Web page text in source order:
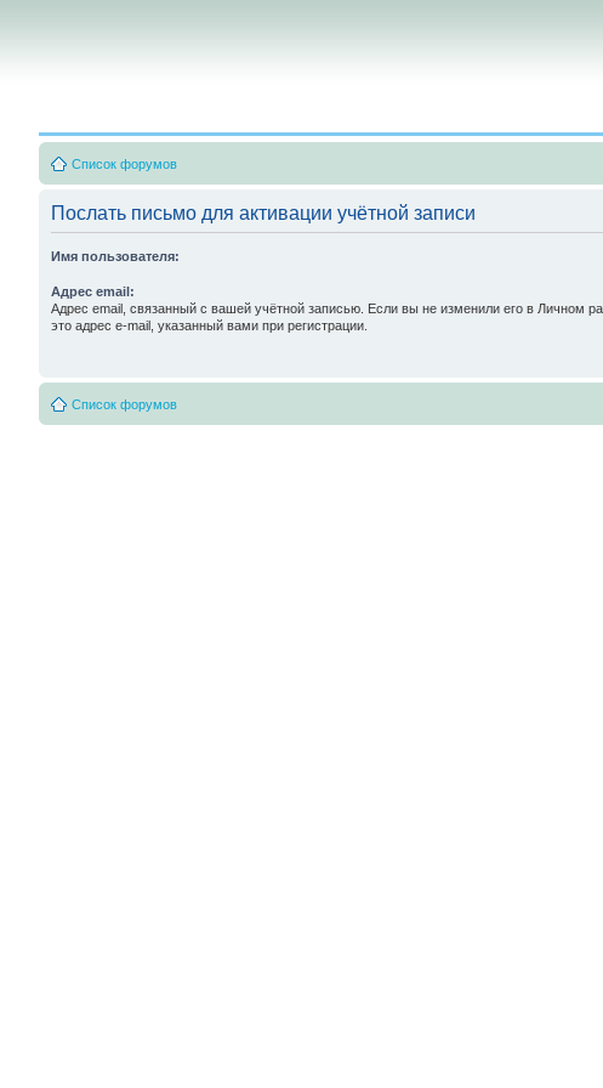
Список форумов
Послать письмо для активации учётной записи
Имя пользователя:
Адрес email:
Адрес email, связанный с вашей учётной записью. Если вы не изменили его в Личном
это адрес e-mail, указанный вами при регистрации.
Список форумов